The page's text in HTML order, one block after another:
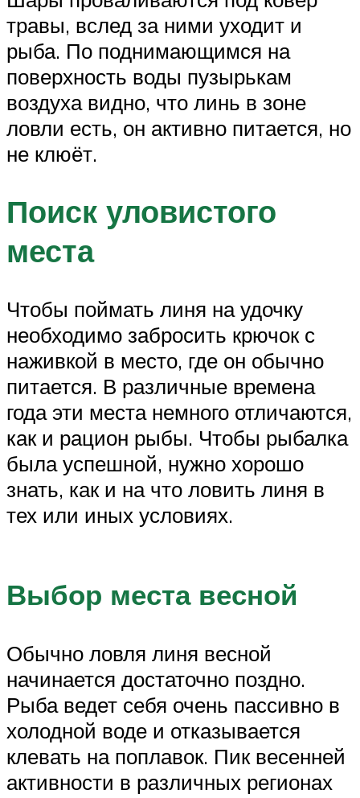
травы, вслед за ними уходит и
рыба. По поднимающимся на
поверхность воды пузырькам
воздуха видно, что линь в зоне
ловли есть, он активно питается, но
не клюёт.
Поиск уловистого
места
Чтобы поймать линя на удочку
необходимо забросить крючок с
наживкой в место, где он обычно
питается. В различные времена
года эти места немного отличаются,
как и рацион рыбы. Чтобы рыбалка
была успешной, нужно хорошо
знать, как и на что ловить линя в
тех или иных условиях.
Выбор места весной
Обычно ловля линя весной
начинается достаточно поздно.
Рыба ведет себя очень пассивно в
холодной воде и отказывается
клевать на поплавок. Пик весенней
активности в различных регионах